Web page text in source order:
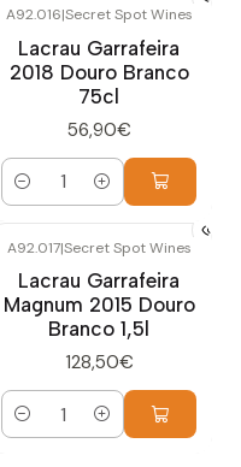
A92.016|Secret Spot Wines
Lacrau Garrafeira
2018 Douro Branco
75cl
56,90€
Quantidade
A92.017|Secret Spot Wines
Lacrau Garrafeira
Magnum 2015 Douro
Branco 1,5l
128,50€
Quantidade